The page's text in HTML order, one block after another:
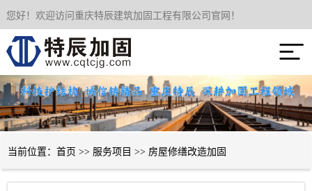
您好！欢迎访问重庆特辰建筑加固工程有限公司官网！

网站首页
服务项目
当前位置： 首页 >> 服务项目 >> 房屋修缮改造加固